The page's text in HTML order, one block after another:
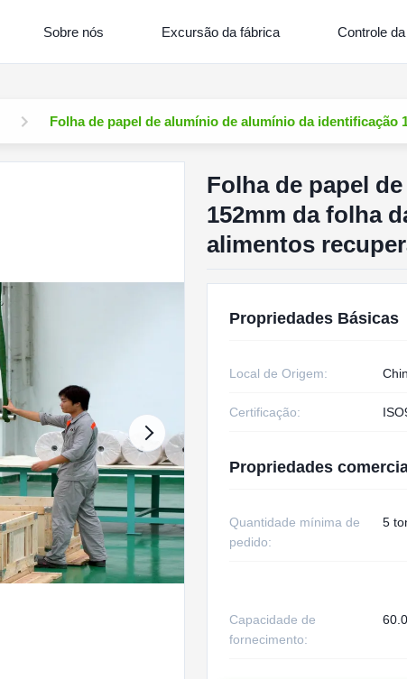
Sobre nós Excursão da fábrica Controle
Folha de papel de alumínio de alumínio da
Folha de papel
152mm da folha
alimentos
Propriedades Básicas
Local de Origem:
Certificação:
Propriedades
Quantidade mínima de
pedido:
5
Capacidade de
fornecimento: